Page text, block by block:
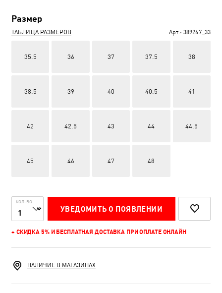
Размер
ТАБЛИЦА РАЗМЕРОВ Арт.: 389267_33
35.5 36 37 37.5 38
38.5 39 40 40.5 41
42 42.5 43 44 44.5
45 46 47 48
КОЛ-ВО
УВЕДОМИТЬ О ПОЯВЛЕНИИ
+ СКИДКА 5% И БЕСПЛАТНАЯ ДОСТАВКА ПРИ ОПЛАТЕ ОНЛАЙН
НАЛИЧИЕ В МАГАЗИНАХ